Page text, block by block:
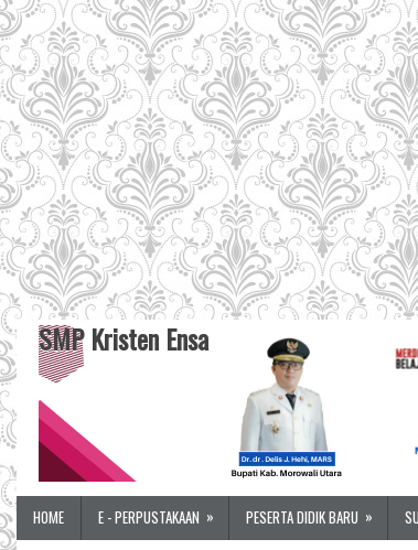
SMP Kristen Ensa
HOME E - PERPUSTAKAAN » PESERTA DIDIK BARU »